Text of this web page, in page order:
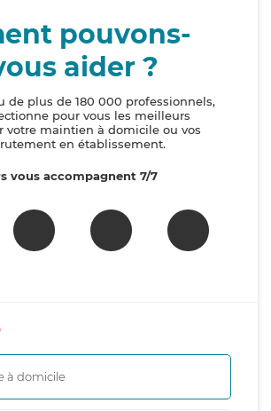
pouvons-
aider ?
de plus de 180 000 professionnels,
pour vous les meilleurs
votre maintien à domicile ou vos
en établissement.
vous accompagnent 7/7
à domicile